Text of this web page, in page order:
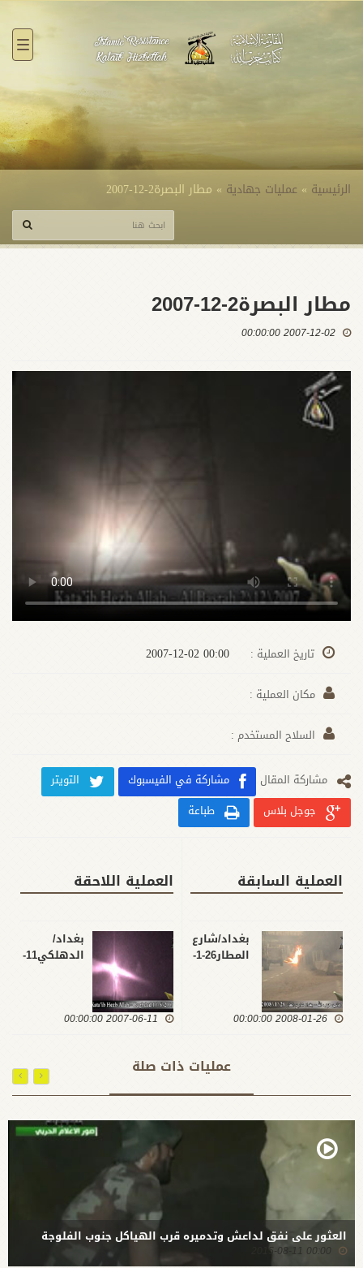
الرئيسية » عمليات جهادية » مطار البصرة2-12-2007
مطار البصرة2-12-2007
2007-12-02 00:00:00
تاريخ العملية :
مكان العملية :
السلاح المستخدم :
مشارکة المقال مشاركة في الفيسبوك
التويتر
جوجل بلاس
طباعة
العملية السابقة
بغداد/شارع
المطار26-1-
2008-01-26 00:00:00
العملية اللاحقة
بغداد/
الدهلكي11-
2007-06-11 00:00:00
عمليات ذات صلة
العثور على نفق لداعش وتدميره قرب الهياكل جنوب الفلوجة
00:00 2015-08-11